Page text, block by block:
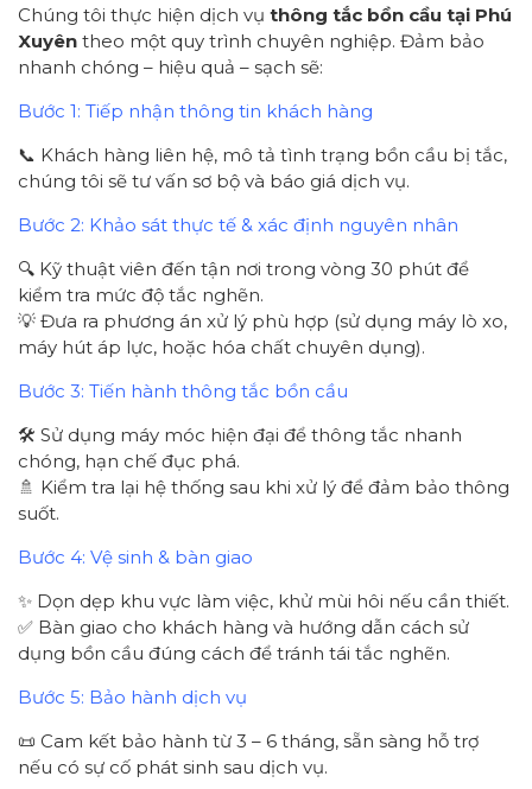
Chúng tôi thực hiện dịch vụ thông tắc bồn cầu tại Phú
Xuyên theo một quy trình chuyên nghiệp. Đảm bảo
nhanh chóng – hiệu quả – sạch sẽ:
Bước 1: Tiếp nhận thông tin khách hàng
📞 Khách hàng liên hệ, mô tả tình trạng bồn cầu bị tắc,
chúng tôi sẽ tư vấn sơ bộ và báo giá dịch vụ.
Bước 2: Khảo sát thực tế & xác định nguyên nhân
🔍 Kỹ thuật viên đến tận nơi trong vòng 30 phút để
kiểm tra mức độ tắc nghẽn.
💡 Đưa ra phương án xử lý phù hợp (sử dụng máy lò xo,
máy hút áp lực, hoặc hóa chất chuyên dụng).
Bước 3: Tiến hành thông tắc bồn cầu
🛠️ Sử dụng máy móc hiện đại để thông tắc nhanh
chóng, hạn chế đục phá.
🚿 Kiểm tra lại hệ thống sau khi xử lý để đảm bảo thông
suốt.
Bước 4: Vệ sinh & bàn giao
✨ Dọn dẹp khu vực làm việc, khử mùi hôi nếu cần thiết.
✅ Bàn giao cho khách hàng và hướng dẫn cách sử
dụng bồn cầu đúng cách để tránh tái tắc nghẽn.
Bước 5: Bảo hành dịch vụ
📜 Cam kết bảo hành từ 3 – 6 tháng, sẵn sàng hỗ trợ
nếu có sự cố phát sinh sau dịch vụ.